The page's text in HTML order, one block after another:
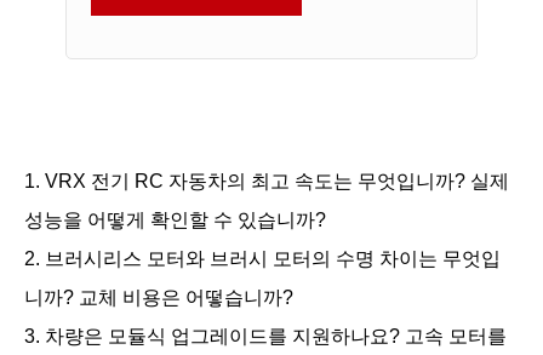
1. VRX 전기 RC 자동차의 최고 속도는 무엇입니까? 실제
성능을 어떻게 확인할 수 있습니까?
2. 브러시리스 모터와 브러시 모터의 수명 차이는 무엇입
니까? 교체 비용은 어떻습니까?
3. 차량은 모듈식 업그레이드를 지원하나요? 고속 모터를